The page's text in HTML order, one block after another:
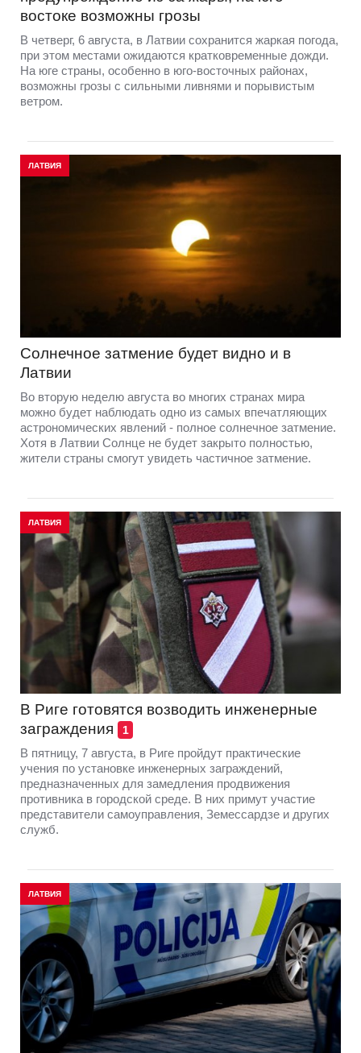
востоке возможны грозы
В четверг, 6 августа, в Латвии сохранится жаркая погода,
при этом местами ожидаются кратковременные дожди.
На юге страны, особенно в юго-восточных районах,
возможны грозы с сильными ливнями и порывистым
ветром.
ЛАТВИЯ
Солнечное затмение будет видно и в
Латвии
Во вторую неделю августа во многих странах мира
можно будет наблюдать одно из самых впечатляющих
астрономических явлений - полное солнечное затмение.
Хотя в Латвии Солнце не будет закрыто полностью,
жители страны смогут увидеть частичное затмение.
ЛАТВИЯ
В Риге готовятся возводить инженерные
заграждения
1
В пятницу, 7 августа, в Риге пройдут практические
учения по установке инженерных заграждений,
предназначенных для замедления продвижения
противника в городской среде. В них примут участие
представители самоуправления, Земессардзе и других
служб.
ЛАТВИЯ